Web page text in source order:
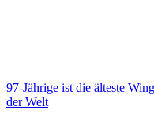
97-Jährige ist die älteste
der Welt